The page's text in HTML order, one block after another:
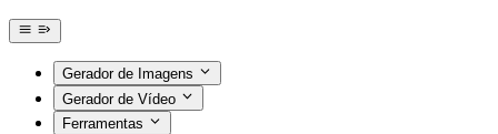
Gerador de Imagens
Gerador de Vídeo
Ferramentas